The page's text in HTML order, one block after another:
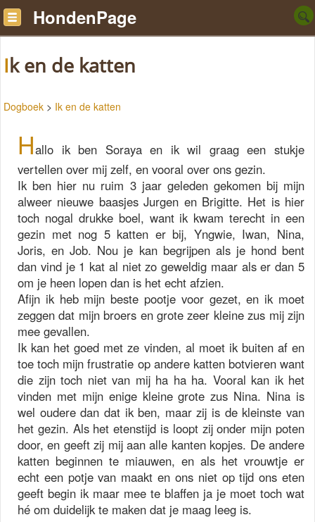
HondenPage
Ik en de katten
Dogboek > Ik en de katten
Hallo ik ben Soraya en ik wil graag een stukje
vertellen over mij zelf, en vooral over ons gezin.
Ik ben hier nu ruim 3 jaar geleden gekomen bij mijn
alweer nieuwe baasjes Jurgen en Brigitte. Het is hier
toch nogal drukke boel, want ik kwam terecht in een
gezin met nog 5 katten er bij, Yngwie, Iwan, Nina,
Joris, en Job. Nou je kan begrijpen als je hond bent
dan vind je 1 kat al niet zo geweldig maar als er dan 5
om je heen lopen dan is het echt afzien.
Afijn ik heb mijn beste pootje voor gezet, en ik moet
zeggen dat mijn broers en grote zeer kleine zus mij zijn
mee gevallen.
Ik kan het goed met ze vinden, al moet ik buiten af en
toe toch mijn frustratie op andere katten botvieren want
die zijn toch niet van mij ha ha ha. Vooral kan ik het
vinden met mijn enige kleine grote zus Nina. Nina is
wel oudere dan dat ik ben, maar zij is de kleinste van
het gezin. Als het etenstijd is loopt zij onder mijn poten
door, en geeft zij mij aan alle kanten kopjes. De andere
katten beginnen te miauwen, en als het vrouwtje er
echt een potje van maakt en ons niet op tijd ons eten
geeft begin ik maar mee te blaffen ja je moet toch wat
hé om duidelijk te maken dat je maag leeg is.